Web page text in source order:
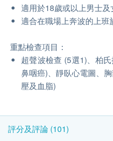
適用於18歲或以上男士及
適合在職場上奔波的上班
重點檢查項目：
超聲波檢查 (5選1)、柏
鼻咽癌)、靜臥心電圖、
壓及血脂)
評分及評論 (101)